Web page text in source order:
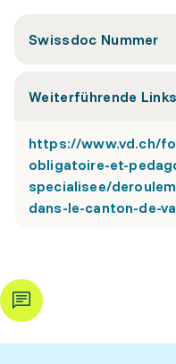
Swissdoc Nummer
Weiterführende Links
https://www.vd.ch/
obligatoire-et-
specialisee/
dans-le-canton-de-